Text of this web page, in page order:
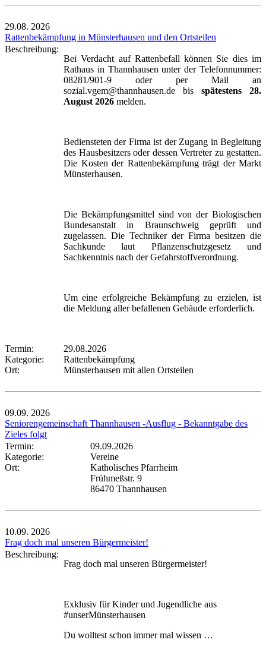
29.08. 2026
Rattenbekämpfung in Münsterhausen und den Ortsteilen
Beschreibung:
Bei Verdacht auf Rattenbefall können Sie dies im
Rathaus in Thannhausen unter der Telefonnummer:
08281/901-9 oder per Mail an
sozial.vgem@thannhausen.de bis spätestens 28.
August 2026 melden.
Bediensteten der Firma ist der Zugang in Begleitung
des Hausbesitzers oder dessen Vertreter zu gestatten.
Die Kosten der Rattenbekämpfung trägt der Markt
Münsterhausen.
Die Bekämpfungsmittel sind von der Biologischen
Bundesanstalt in Braunschweig geprüft und
zugelassen. Die Techniker der Firma besitzen die
Sachkunde laut Pflanzenschutzgesetz und
Sachkenntnis nach der Gefahrstoffverordnung.
Um eine erfolgreiche Bekämpfung zu erzielen, ist
die Meldung aller befallenen Gebäude erforderlich.
Termin:
29.08.2026
Kategorie:
Rattenbekämpfung
Ort:
Münsterhausen mit allen Ortsteilen
09.09. 2026
Seniorengemeinschaft Thannhausen -Ausflug - Bekanntgabe des
Zieles folgt
Termin:
09.09.2026
Kategorie:
Vereine
Ort:
Katholisches Pfarrheim
Frühmeßstr. 9
86470 Thannhausen
10.09. 2026
Frag doch mal unseren Bürgermeister!
Beschreibung:
Frag doch mal unseren Bürgermeister!
Exklusiv für Kinder und Jugendliche aus
#unserMünsterhausen
Du wolltest schon immer mal wissen …